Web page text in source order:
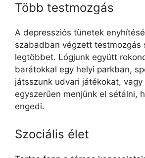
Több testmozgás
A depressziós tünetek
szabadban végzett testmozgás
legtöbbet. Lógjunk együtt
barátokkal egy helyi parkban,
játsszunk udvari játékokat, vagy
egyszerűen menjünk el sétálni,
engedi.
Szociális élet